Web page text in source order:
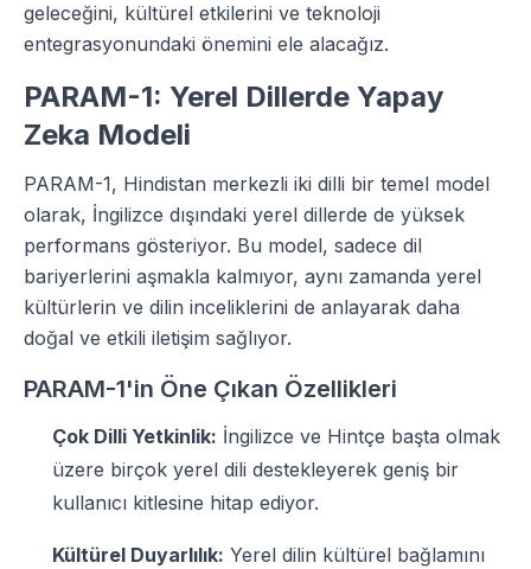
geleceğini, kültürel etkilerini ve teknoloji
entegrasyonundaki önemini ele alacağız.
PARAM-1: Yerel Dillerde Yapay
Zeka Modeli
PARAM-1, Hindistan merkezli iki dilli bir temel model
olarak, İngilizce dışındaki yerel dillerde de yüksek
performans gösteriyor. Bu model, sadece dil
bariyerlerini aşmakla kalmıyor, aynı zamanda yerel
kültürlerin ve dilin inceliklerini de anlayarak daha
doğal ve etkili iletişim sağlıyor.
PARAM-1'in Öne Çıkan Özellikleri
Çok Dilli Yetkinlik: İngilizce ve Hintçe başta olmak
üzere birçok yerel dili destekleyerek geniş bir
kullanıcı kitlesine hitap ediyor.
Kültürel Duyarlılık: Yerel dilin kültürel bağlamını